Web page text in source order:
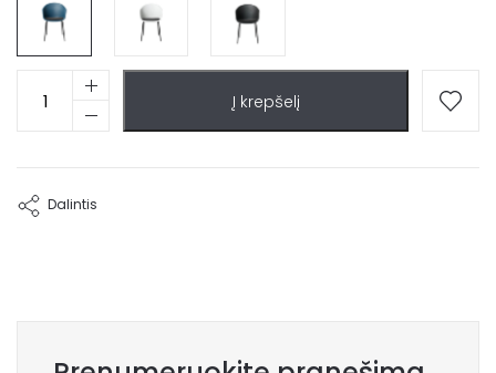
produkto
kiekis:
Svena
Į krepšelį
Dalintis